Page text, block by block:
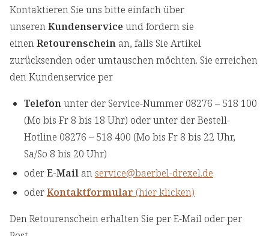
Kontaktieren Sie uns bitte einfach über
unserenKundenserviceund fordern sie
einenRetourenschein an, falls Sie Artikel
zurücksenden oder umtauschen möchten. Sie erreichen
den Kundenservice per
Telefonunter der Service-Nummer 08276 – 518 100
(Mo bis Fr 8 bis 18 Uhr) oder unter der Bestell-
Hotline 08276 – 518 400 (Mo bis Fr 8 bis 22 Uhr,
Sa/So 8 bis 20 Uhr)
oderE-Mail an service@baerbel-drexel.de
oderKontaktformular (hier klicken)
Den Retourenschein erhalten Sie per E-Mail oder per